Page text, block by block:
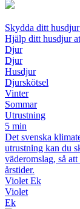
Skydda ditt
Hjälp ditt husdjur
Djur
Djur
Husdjur
Djurskötsel
Vinter
Sommar
Utrustning
5 min
Det svenska
utrustning kan du
väderomslag, så
årstider.
Violet Ek
Violet
Ek